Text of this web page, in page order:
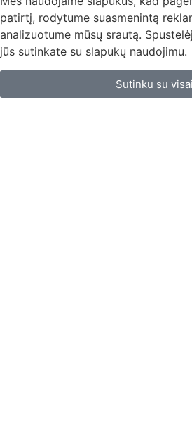
patirtį, rodytume suasmenintą
analizuotume mūsų srautą.
jūs sutinkate su slapukų naudojimu.
Sutinku su